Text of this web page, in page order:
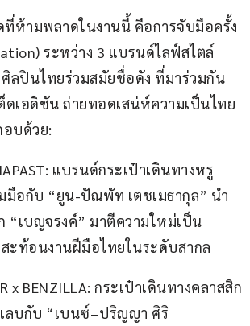
ที่ห้ามพลาดในงานนี้ คือการจับมือครั้ง
ระหว่าง 3 แบรนด์ไลฟ์สไตล์
ศิลปินไทยร่วมสมัยชื่อดัง ที่มาร่วมกัน
ดเอดิชัน ถ่ายทอดเสน่ห์ความเป็นไทย
บด้วย:
แบรนด์กระเป๋าเดินทางหรู
อกับ “ยูน-ปัณพัท เตชเมธากุล” นำ
“เบญจรงค์” มาตีความใหม่เป็น
ะท้อนงานฝีมือไทยในระดับสากล
x BENZILLA: กระเป๋าเดินทางคลาสสิก
ลบกับ “เบนซ์–ปริญญา ศิริ